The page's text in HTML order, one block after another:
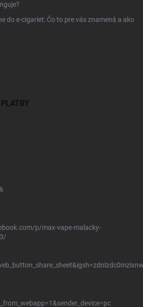
do e-cigariet: Čo to pre vás znamená a ako
p/max-vape-malacky-